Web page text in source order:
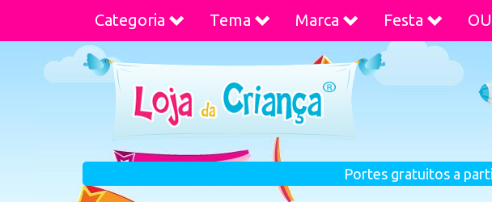
Categoria Tema Marca Festa
Portes gratuitos a